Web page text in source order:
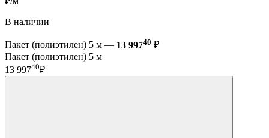
В наличии
Пакет (полиэтилен) 5 м — 13 99740 ₽
Пакет (полиэтилен) 5 м
13 99740₽